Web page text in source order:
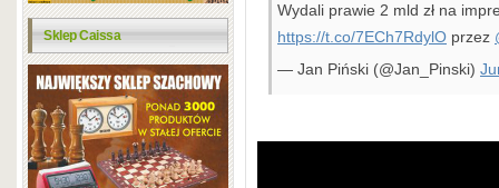
Sklep Caissa
Wydali prawie 2 mld zł na
https://t.co/7ECh7RdylO przez
— Jan Piński (@Jan_Pinski)